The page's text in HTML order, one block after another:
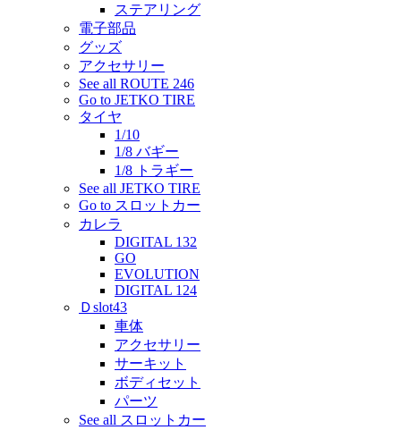
ステアリング
電子部品
グッズ
アクセサリー
See all ROUTE 246
Go to JETKO TIRE
タイヤ
1/10
1/8 バギー
1/8 トラギー
See all JETKO TIRE
Go to スロットカー
カレラ
DIGITAL 132
GO
EVOLUTION
DIGITAL 124
Ｄslot43
車体
アクセサリー
サーキット
ボディセット
パーツ
See all スロットカー